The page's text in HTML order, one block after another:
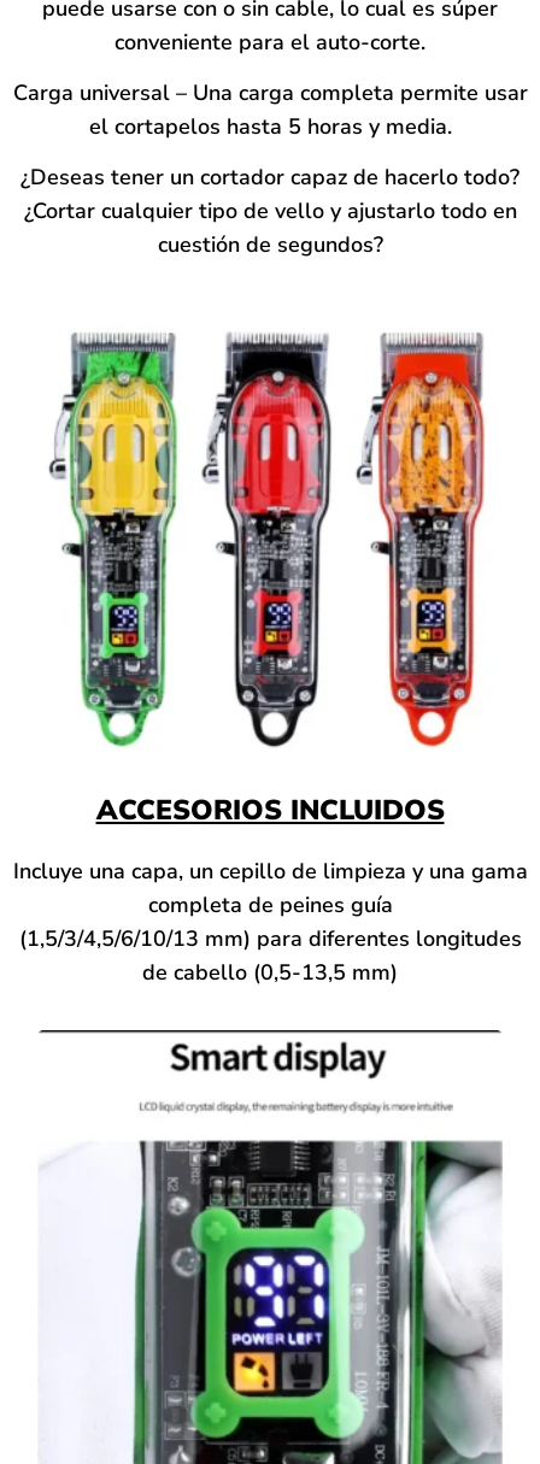
puede usarse con o sin cable, lo cual es súper
conveniente para el auto-corte.
Carga universal – Una carga completa permite usar
el cortapelos hasta 5 horas y media.
¿Deseas tener un cortador capaz de hacerlo todo?
¿Cortar cualquier tipo de vello y ajustarlo todo en
cuestión de segundos?
ACCESORIOS INCLUIDOS
Incluye una capa, un cepillo de limpieza y una gama
completa de peines guía
(1,5/3/4,5/6/10/13 mm) para diferentes longitudes
de cabello (0,5-13,5 mm)